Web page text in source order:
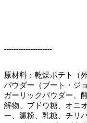
--------------------
原材料：乾燥ポテト（
パウダー（ブート・ジ
ガーリックパウダー、
解物、ブドウ糖、オニ
ー、澱粉、乳糖、チリ